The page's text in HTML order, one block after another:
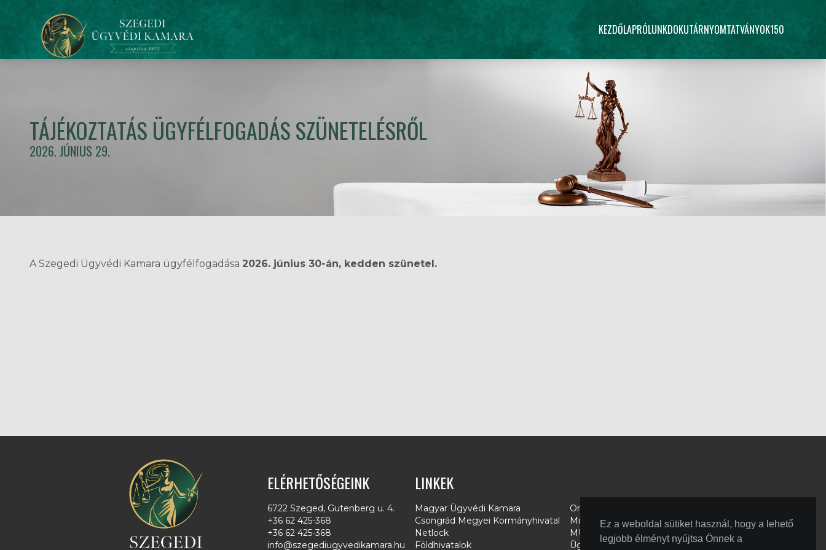
Ez a weboldal sütiket használ, hogy a lehető
legjobb élményt nyújtsa Önnek a
KEZDŐLAPRÓLUNKDOKUTÁRNYOMTATVÁNYOK150
TÁJÉKOZTATÁS ÜGYFÉLFOGADÁS SZÜNETELÉSRŐL
2026. JÚNIUS 29.
A Szegedi Ügyvédi Kamara ügyfélfogadása 2026. június 30-án, kedden szünetel.
ELÉRHETŐSÉGEINK
6722 Szeged, Gutenberg u. 4.
+36 62 425-368
+36 62 425-368
info@szegediugyvedikamara.hu
LINKEK
Magyar Ügyvédi Kamara
Országos Bírósági Hivatal
Csongrád Megyei Kormányhivatal
Microsec
Netlock
MÜBSE
Földhivatalok
Ügyészségek